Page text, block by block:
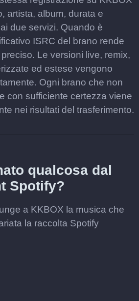
artista, album, durata e
due servizi. Quando è
ISRC del brano rende
Le versioni live, remix,
ed estese vengono
Ogni brano che non
con sufficiente certezza viene
nei risultati del trasferimento.
qualcosa dal
Spotify?
a KKBOX la musica che
la raccolta Spotify